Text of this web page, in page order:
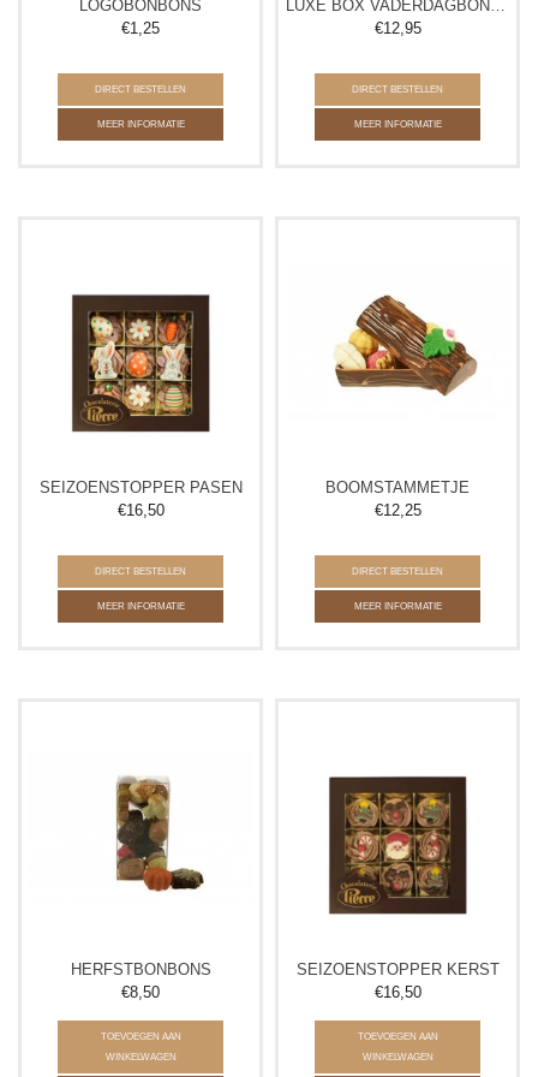
LOGOBONBONS
€1,25
DIRECT BESTELLEN
MEER INFORMATIE
€12,95
DIRECT BESTELLEN
MEER INFORMATIE
SEIZOENSTOPPER PASEN
€16,50
DIRECT BESTELLEN
MEER INFORMATIE
BOOMSTAMMETJE
€12,25
DIRECT BESTELLEN
MEER INFORMATIE
HERFSTBONBONS
€8,50
TOEVOEGEN AAN
WINKELWAGEN
SEIZOENSTOPPER KERST
€16,50
TOEVOEGEN AAN
WINKELWAGEN